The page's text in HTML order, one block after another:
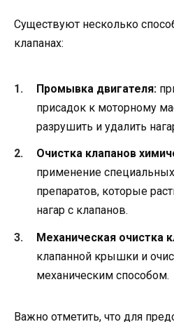
Существуют несколько
клапанах:
Промывка двигателя:
присадок к моторному
разрушить и удалить
Очистка клапанов
применение
препаратов, которые
нагар с клапанов.
Механическая очистка
клапанной крышки и
механическим способом.
Важно отметить, что для